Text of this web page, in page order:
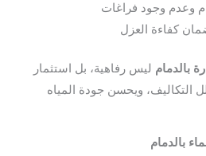
وعدم وجود فراغات
كفاءة العزل
بالدمام ليس رفاهية، بل استثمار
التكاليف، ويحسن جودة المياه
بالدمام